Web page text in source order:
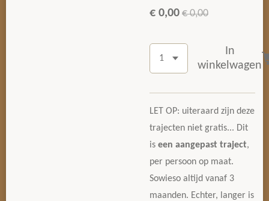
€ 0,00 € 0,00
In
winkelwagen
LET OP: uiteraard zijn deze
trajecten niet gratis... Dit
is een aangepast traject,
per persoon op maat.
Sowieso altijd vanaf 3
maanden. Echter, langer is